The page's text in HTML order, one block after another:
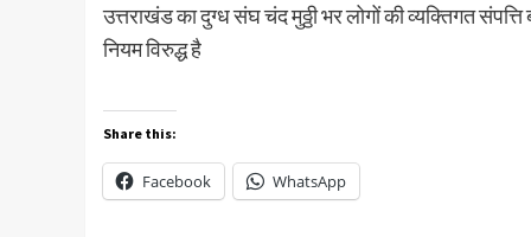
उत्तराखंड का दुग्ध संघ चंद मुठ्ठी भर लोगों की व्यक्तिगत
नियम विरुद्ध है
Share this:
Facebook WhatsApp